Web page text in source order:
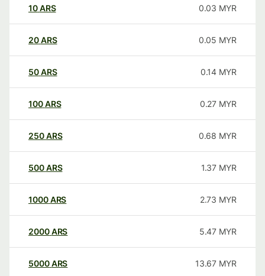
10ARS 0.03 MYR
20ARS 0.05 MYR
50ARS 0.14 MYR
100ARS 0.27 MYR
250ARS 0.68 MYR
500ARS 1.37 MYR
1000ARS 2.73 MYR
2000ARS 5.47 MYR
5000ARS 13.67 MYR